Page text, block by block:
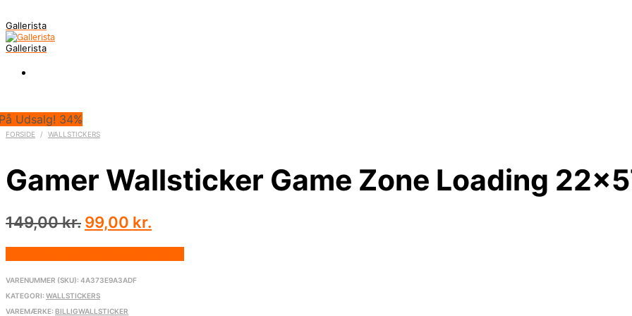
Gallerista
Gallerista
Udsalg! 34%
FORSIDE / WALLSTICKERS
Gamer Wallsticker Game Zone Loading
149,00kr. Den
pris
var:
149,00 kr..
99,00 kr.
pris
VARENUMMER (SKU): 4A373E9A3ADF
KATEGORI: WALLSTICKERS
VAREMÆRKE: BILLIGWALLSTICKER